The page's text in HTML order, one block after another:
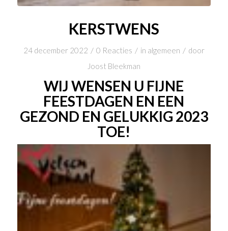
KERSTWENS
24 december 2022 / 0 Reacties / in algemeen / door
Joost Bleekman
WIJ WENSEN U FIJNE
FEESTDAGEN EN EEN
GEZOND EN GELUKKIG 2023
TOE!